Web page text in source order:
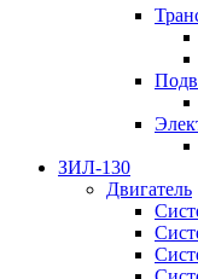
ЗИЛ-130
Двигатель